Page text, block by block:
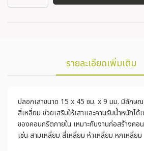
รายละเอียดเพิ่มเติม
ปลอกเสาขนาด 15 x 45 ซม. x 9 มม. มีลักษณ
สี่เหลี่ยม ช่วยเสริมให้เสาและคานรับน้ำหนักไ
ของคอนกรีตภายใน เหมาะกับงานก่อสร้างคอ
เช่น สามเหลี่ยม สี่เหลี่ยม ห้าเหลี่ยม หกเหลี่ยม